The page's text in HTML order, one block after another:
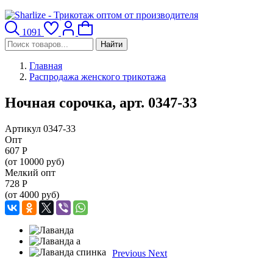
1091
Найти
Главная
Распродажа женского трикотажа
Ночная сорочка, арт. 0347-33
Артикул 0347-33
Опт
607 Р
(от 10000 руб)
Мелкий опт
728 Р
(от 4000 руб)
Previous Next